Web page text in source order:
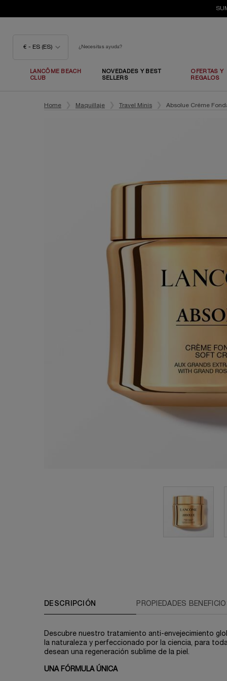
€ - ES (ES) ¿Necesitas ayuda?
LANCÔME BEACH
CLUB
NOVEDADES Y BEST
SELLERS
OFERTAS Y
REGALOS
Home
Maquillaje Travel Minis Absolue Créme
DESCRIPCIÓN PROPIEDADES
Descubre nuestro tratamiento anti-envejecimiento
la naturaleza y perfeccionado por la ciencia, para
desean una regeneración sublime de la piel.
UNA FÓRMULA ÚNICA